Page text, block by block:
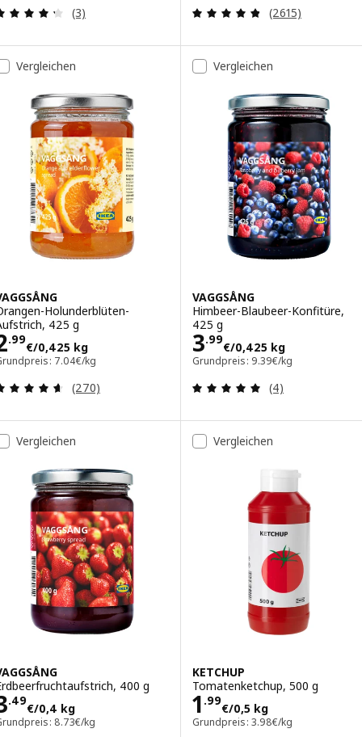
Bewertungen: 4.3 von 5 Sternen. Bewertungen
(3) Bewertungen:
(2615)
Vergleichen
Holunderblüten-
425 g
.99
€/0,425 kg
2.99€/0,425 kg
7.04€/kg
Bewertungen: 4.6 von 5 Sternen. Bewertungen
(270)
Vergleichen
VAGGSÅNG
Himbeer-Blaubeer-Konfitüre,
425 g
3.99
€/0,425 kg
Preis 3.99€/
Grundpreis: 9.39€/kg
Bewertungen:
(4)
Vergleichen
400 g
.49
€/0,4 kg
3.49€/0,4 kg
8.73€/kg
Vergleichen
KETCHUP
Tomatenketchup, 500 g
1 .99
€/0,5 kg
Preis 1.99€/0,5
Grundpreis: 3.98€/kg